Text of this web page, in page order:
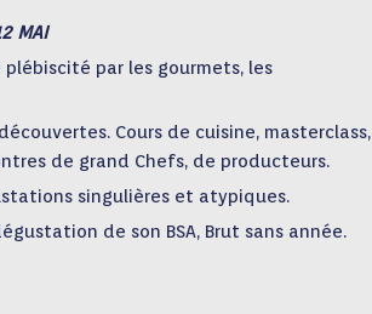
MAI
par les gourmets, les
Cours de cuisine, masterclass,
de grand Chefs, de producteurs.
singulières et atypiques.
de son BSA, Brut sans année.